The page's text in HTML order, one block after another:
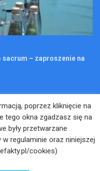
sacrum – zaproszenie na
przełamywać
poprzez kliknięcie na
tego okna zgadzasz się na
były przetwarzane
regulaminie oraz niniejszej
cookies)